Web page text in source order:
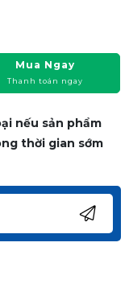
Mua Ngay
Thanh toán ngay
nếu sản phẩm
thời gian sớm